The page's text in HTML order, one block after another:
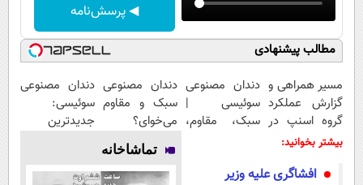
◀ پرسش‌نامه
مطالب پیشنهادی
مسیر همراهی و
گزارش عملکرد
گروه اسنپ در
۱۴۰۴
دندان مصنوعی
سوئیسی |
سبک، مقاوم،
اقساطی😍
دندان مصنوعی
سبک و مقاوم
می‌خوای؟
پرداخت
اقساطی هم
داریم!😍 | 📍
دندان مصنوعی
سوئیسی:
جدیدترین
پرداخت قسطی
بیشتر بخوانید:
افشاگری علیه وزیر
تماشاخانه